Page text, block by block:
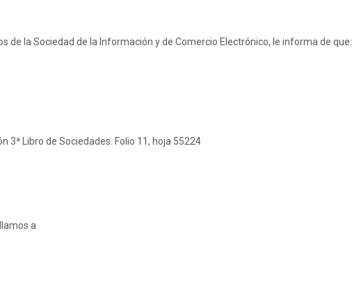
de la Sociedad de la Información y de Comercio Electrónico, le informa de que:
3ª Libro de Sociedades. Folio 11, hoja 55224
a